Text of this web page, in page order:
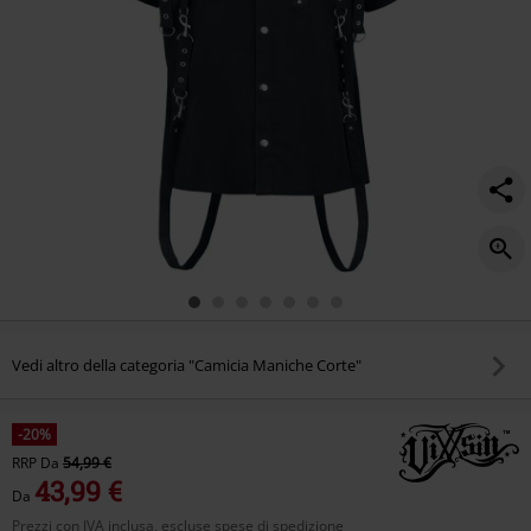
Vedi altro della categoria "Camicia Maniche Corte"
-20%
RRP Da 54,99 €
Da 43,99 €
Prezzi con IVA inclusa, escluse spese di spedizione